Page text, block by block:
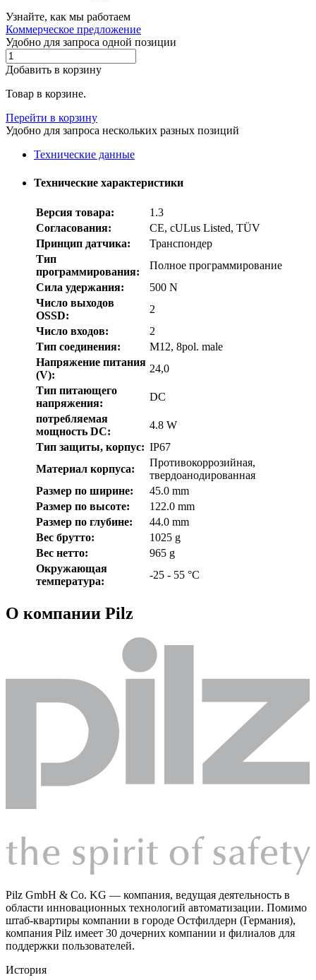
Узнайте, как мы работаем
Коммерческое предложение
Удобно для запроса одной позиции
Добавить в корзину
Товар в корзине.
Перейти в корзину
Удобно для запроса нескольких разных позиций
Технические данные
Технические характеристики
Версия товара:
1.3
Согласования:
CE, cULus Listed, TÜV
Принцип датчика:
Транспондер
Тип
программирования:
Полное программирование
Сила удержания:
500 N
Число выходов
OSSD:
2
Число входов:
2
Тип соединения:
M12, 8pol. male
Напряжение питания
(V):
24,0
Тип питающего
напряжения:
DC
потребляемая
мощность DC:
4.8 W
Тип защиты, корпус: IP67
Материал корпуса:
Противокоррозийная,
твердоанодированная
Размер по ширине:
45.0 mm
Размер по высоте:
122.0 mm
Размер по глубине:
44.0 mm
Вес брутто:
1025 g
Вес нетто:
965 g
Окружающая
температура:
-25 - 55 °C
О компании Pilz
Pilz GmbH & Co. KG — компания, ведущая деятельность в
области инновационных технологий автоматизации. Помимо
штаб-квартиры компании в городе Остфилдерн (Германия),
компания Pilz имеет 30 дочерних компании и филиалов для
поддержки пользователей.
История